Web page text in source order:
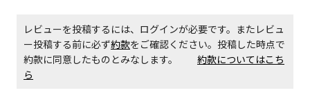
設置工事代金も含まれた商品です
レビューを投稿するには、ログインが必要です。またレビュ
ー投稿する前に必ず約款をご確認ください。投稿した時点で
約款に同意したものとみなします。 約款についてはこち
ら